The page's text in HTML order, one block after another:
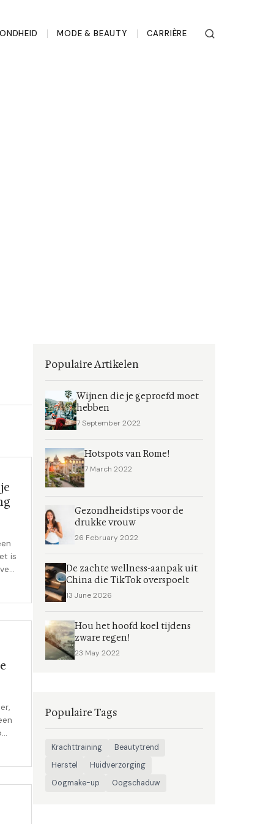
MODE & BEAUTY CARRIÈRE
is
Populaire Artikelen
Wijnen die je geproefd moet
hebben
7 September 2022
Hotspots van Rome!
7 March 2022
Gezondheidstips voor de
drukke vrouw
26 February 2022
De zachte wellness-aanpak uit
China die TikTok overspoelt
13 June 2026
Hou het hoofd koel tijdens
zware regen!
23 May 2022
Populaire Tags
Krachttraining
Beautytrend
Herstel
Huidverzorging
Oogmake-up
Oogschaduw